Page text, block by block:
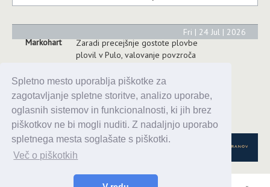
Spletno mesto uporablja piškotke za
zagotavljanje spletne storitve, analizo uporabe,
oglasnih sistemov in funkcionalnosti, ki jih brez
piškotkov ne bi mogli nuditi. Z nadaljnjo uporabo
spletnega mesta soglašate s piškotki.
Več o piškotkih
Markohart
Zaradi precejšnje gostote plovbe
plovil v Pulo, valovanje povzroča
strani marine, na prvem pomolu,
saj plovila plujejo neposredno ob
navedenem pomolu. Vezanje
obvezno v notranjosti marine.
Fri | 24 Jul | 2026